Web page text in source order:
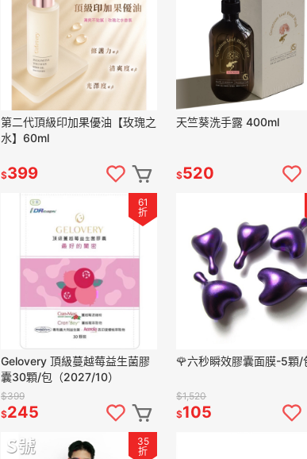
第二代頂級印加果優油【玫瑰之
水】60ml
$399
天竺葵洗手露 400ml
$520
61
折
Gelovery 頂級蔓越莓益生菌膠
囊30顆/包（2027/10）
$399
$245
🌹六秒瞬效膠囊面膜-5顆/
$1,520
$105
35
折